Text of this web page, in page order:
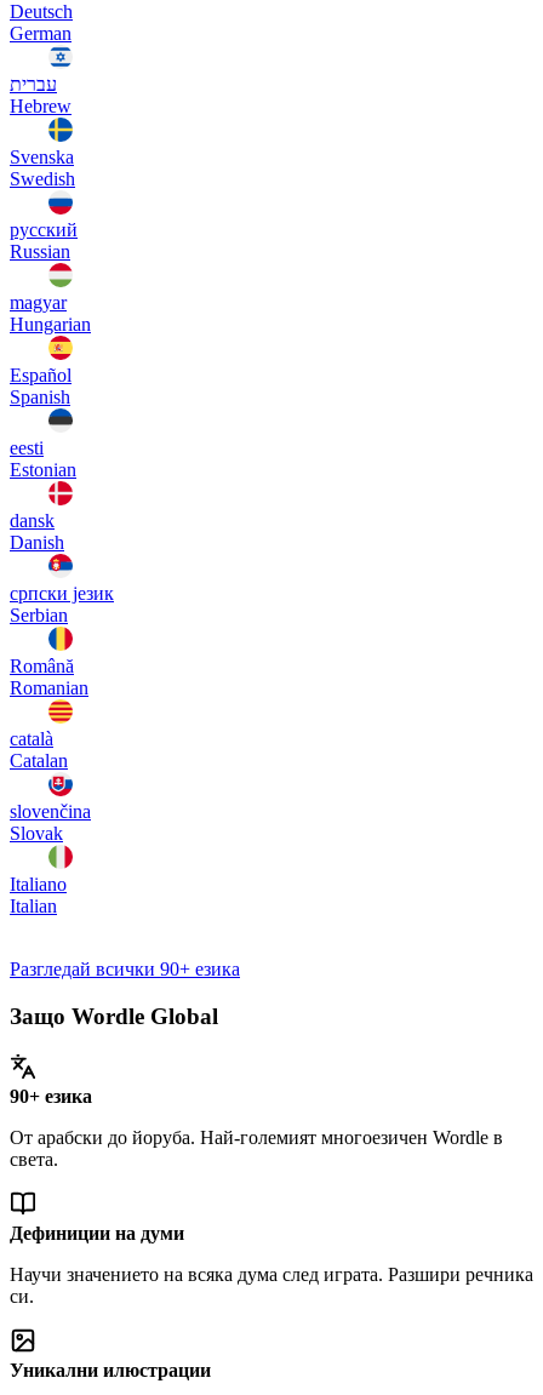
Deutsch
German
עברית
Hebrew
Svenska
Swedish
русский
Russian
magyar
Hungarian
Español
Spanish
eesti
Estonian
dansk
Danish
српски језик
Serbian
Română
Romanian
català
Catalan
slovenčina
Slovak
Italiano
Italian
Разгледай всички 90+ езика
Защо Wordle Global
90+ езика
От арабски до йоруба. Най-големият многоезичен Wordle в
света.
Дефиниции на думи
Научи значението на всяка дума след играта. Разшири речника
си.
Уникални илюстрации